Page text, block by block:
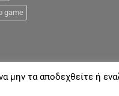
game
τα αποδεχθείτε ή